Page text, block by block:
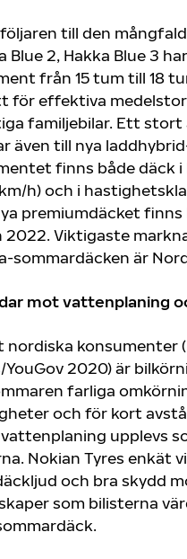
till den
Blue 2, Hakka Blue 3
från 15 tum till 18
för effektiva
familjebilar. Ett stort
även till nya
finns både däck i
h) och i
premiumdäcket
2022. Viktigaste
sommardäcken är
mot vattenplaning
nordiska konsumenter
YouGov 2020) är
farliga
och för kort
vattenplaning upplevs
Nokian Tyres enkät
och bra skydd
som bilisterna